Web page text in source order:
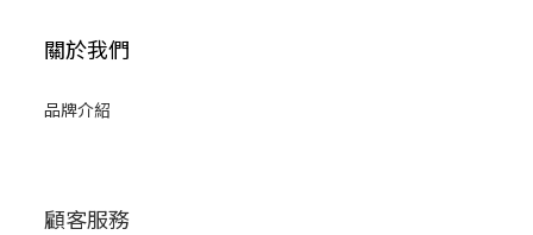
關於我們
品牌介紹
顧客服務